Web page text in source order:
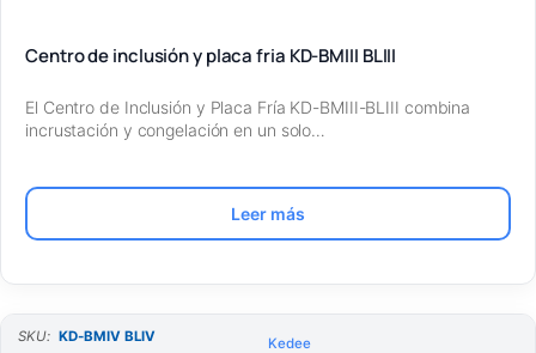
Centro de inclusión y placa fria KD-BMIII BLIII
El Centro de Inclusión y Placa Fría KD-BMIII-BLIII combina
incrustación y congelación en un solo…
Leer más
SKU: KD-BMIV BLIV Kedee